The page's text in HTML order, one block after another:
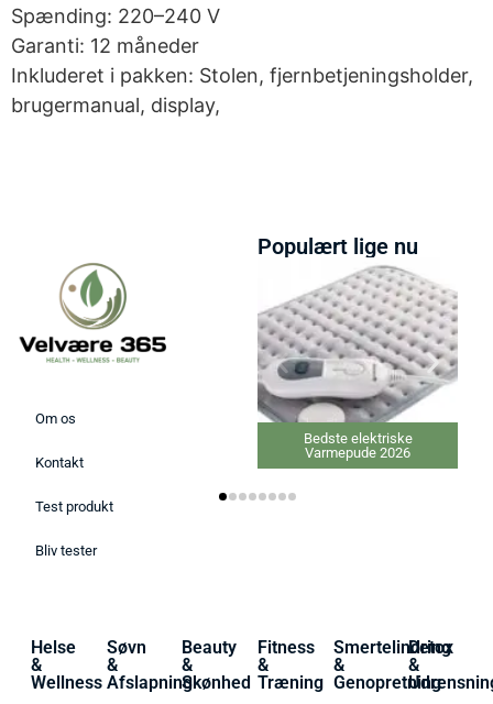
Spænding: 220–240 V
Garanti: 12 måneder
Inkluderet i pakken: Stolen, fjernbetjeningsholder,
brugermanual, display,
Om os
Kontakt
Test produkt
Bliv tester
Populært lige nu
Bedste elektriske
Varmepude 2026
Helse
&
Wellness
Søvn
&
Afslapning
Beauty
&
Skønhed
Fitness
&
Træning
Smertelindring
&
Genopretning
Detox
&